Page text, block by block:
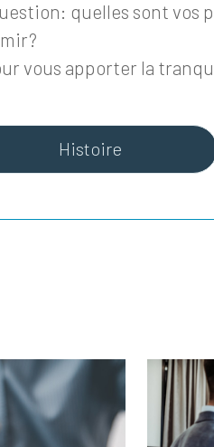
quelles sont
vous apporter la
Histoire